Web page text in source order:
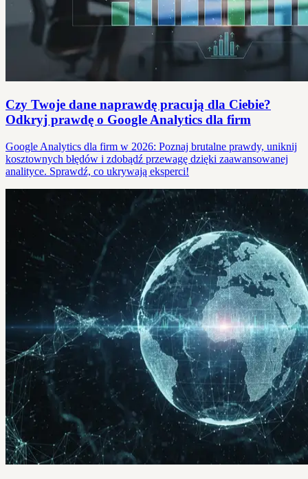
Czy Twoje dane naprawdę pracują dla Ciebie?
Odkryj prawdę o Google Analytics dla firm
Google Analytics dla firm w 2026: Poznaj brutalne prawdy, uniknij
kosztownych błędów i zdobądź przewagę dzięki zaawansowanej
analityce. Sprawdź, co ukrywają eksperci!